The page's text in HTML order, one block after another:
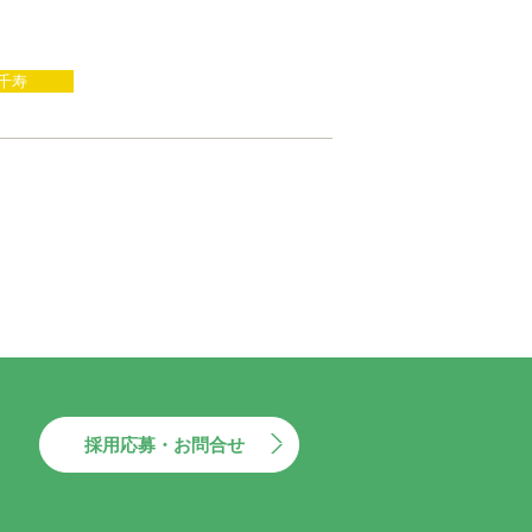
寿
採用応募・お問合せ